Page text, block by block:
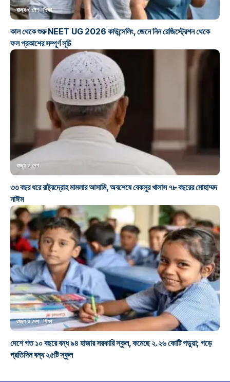
রাজ্য ও দেশ শিক্ষা
কাল থেকে শুরু NEET UG 2026 কাউন্সেলিং, জেনে নিন রেজিস্ট্রেশন থেকে
ফল প্রকাশের সম্পূর্ণ সূচি
রাজ্য ও দেশ
৩৩ বছর ধরে রাষ্ট্রদ্রোহ মামলার আসামি, অবশেষে বেকসুর খালাস ৭৮ বছরের মোহাম্মদ
নাঈম
রাজ্য ও দেশ শিক্ষা
দেশে গত ১০ বছরে বন্ধ ৯৪ হাজার সরকারি স্কুল, কমেছে ২.২৬ কোটি পড়ুয়া; গড়ে
প্রতিদিন বন্ধ ২৫টি স্কুল